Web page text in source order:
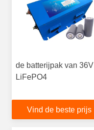
de batterijpak van 36V
LiFePO4
Vind de beste prijs